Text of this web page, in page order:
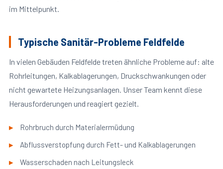
im Mittelpunkt.
Typische Sanitär-Probleme Feldfelde
In vielen Gebäuden Feldfelde treten ähnliche Probleme auf: alte
Rohrleitungen, Kalkablagerungen, Druckschwankungen oder
nicht gewartete Heizungsanlagen. Unser Team kennt diese
Herausforderungen und reagiert gezielt.
Rohrbruch durch Materialermüdung
Abflussverstopfung durch Fett- und Kalkablagerungen
Wasserschaden nach Leitungsleck